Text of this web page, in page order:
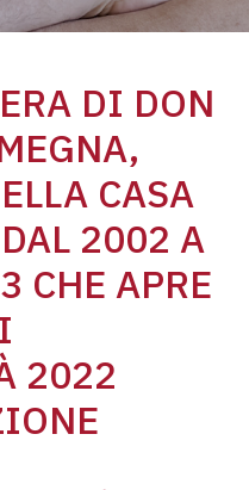
DI DON
CASA
2002 A
CHE APRE
2022